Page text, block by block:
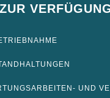
UND